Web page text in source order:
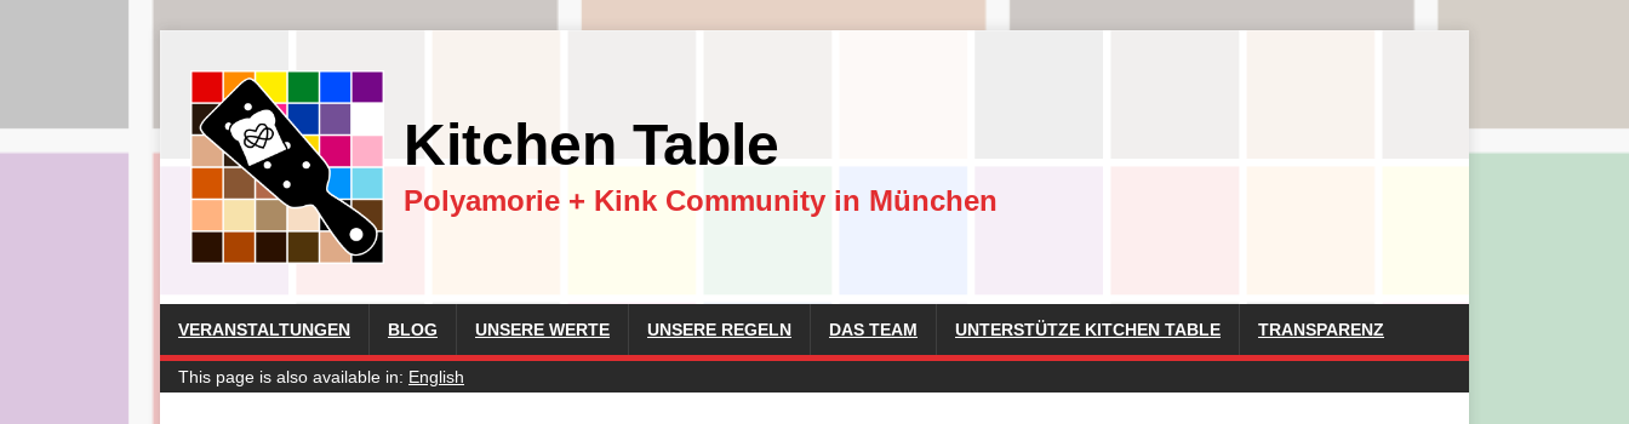
Kitchen Table
Polyamorie + Kink Community in München
VERANSTALTUNGEN BLOG UNSERE WERTE UNSERE REGELN DAS TEAM UNTERSTÜTZE KITCHEN TABLE TRANSPARENZ
This page is also available in: English